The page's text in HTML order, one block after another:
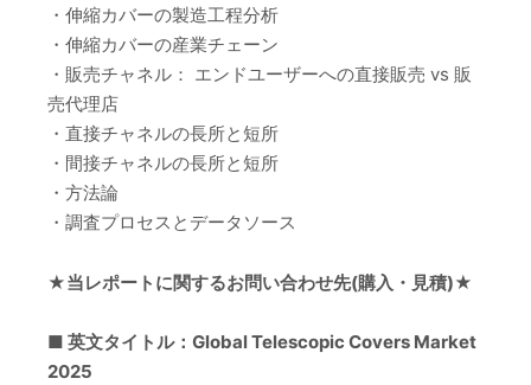
・伸縮カバーの製造工程分析
・伸縮カバーの産業チェーン
・販売チャネル： エンドユーザーへの直接販売 vs 販
売代理店
・直接チャネルの長所と短所
・間接チャネルの長所と短所
・方法論
・調査プロセスとデータソース
★当レポートに関するお問い合わせ先(購入・見積)★
■ 英文タイトル：Global Telescopic Covers Market
2025